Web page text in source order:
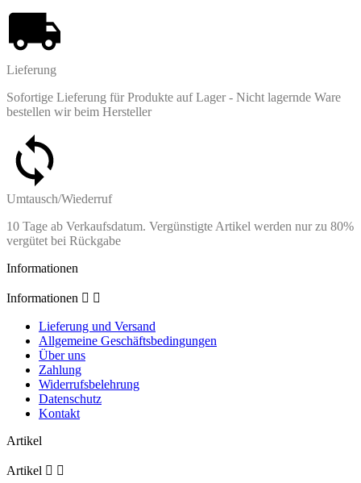
Lieferung
Sofortige Lieferung für Produkte auf Lager - Nicht lagernde Ware
bestellen wir beim Hersteller
Umtausch/Wiederruf
10 Tage ab Verkaufsdatum. Vergünstigte Artikel werden nur zu 80%
vergütet bei Rückgabe
Informationen
Informationen  
Lieferung und Versand
Allgemeine Geschäftsbedingungen
Über uns
Zahlung
Widerrufsbelehrung
Datenschutz
Kontakt
Artikel
Artikel  